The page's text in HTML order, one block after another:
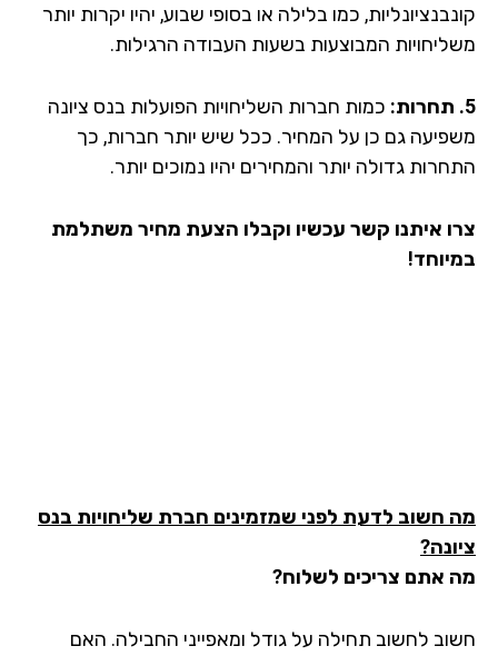
כמו בלילה או בסופי שבוע, יהיו יקרות יותר
המבוצעות בשעות העבודה הרגילות.
כמות חברות השליחויות הפועלות בנס ציונה
גם כן על המחיר. ככל שיש יותר חברות, כך
גדולה יותר והמחירים יהיו נמוכים יותר.
איתנו קשר עכשיו וקבלו הצעת מחיר משתלמת
חשוב לדעת לפני שמזמינים חברת שליחויות בנס
אתם צריכים לשלוח?
לחשוב תחילה על גודל ומאפייני החבילה. האם